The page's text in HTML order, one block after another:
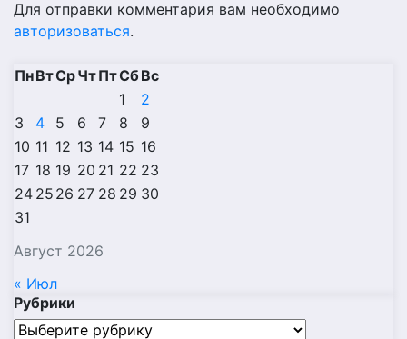
Для отправки комментария вам необходимо
авторизоваться.
Август 2026
ПнВтСрЧтПтСбВс
1
2
3
4 5 6 7 8
9
10 11 12 13 14 15 16
17 18 19 20 21 22 23
24 25 26 27 28 29 30
31
« Июл
Рубрики
Рубрики